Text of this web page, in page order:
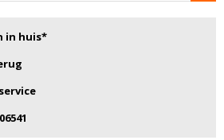
in huis*